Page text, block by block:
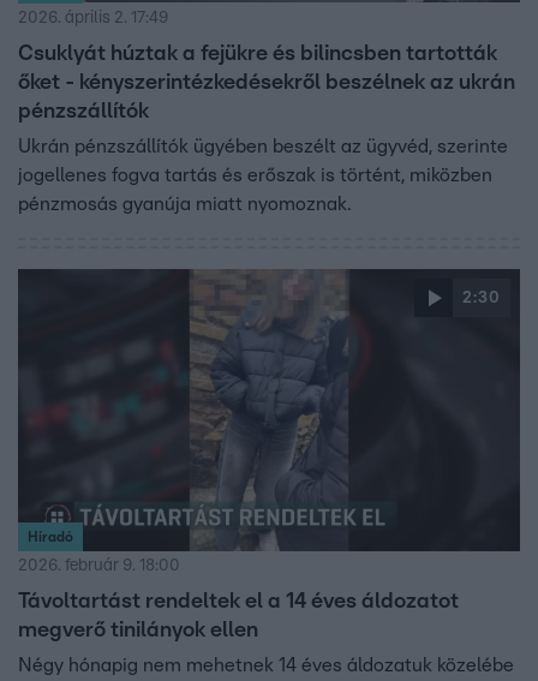
2026. április 2. 17:49
Csuklyát húztak a fejükre és bilincsben tartották
őket - kényszerintézkedésekről beszélnek az ukrán
pénzszállítók
Ukrán pénzszállítók ügyében beszélt az ügyvéd, szerinte
jogellenes fogva tartás és erőszak is történt, miközben
pénzmosás gyanúja miatt nyomoznak.
2:30
Híradó
2026. február 9. 18:00
Távoltartást rendeltek el a 14 éves áldozatot
megverő tinilányok ellen
Négy hónapig nem mehetnek 14 éves áldozatuk közelébe